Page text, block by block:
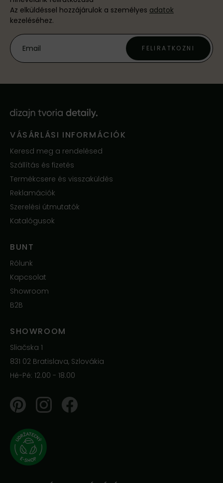
Az elküldéssel hozzájárulok a személyes adatok
kezeléséhez.
FELIRATKOZNI
VÁSÁRLÁSI INFORMÁCIÓK
Keresd meg a rendelésed
Szállítás és fizetés
Termékcsere és visszaküldés
Reklamációk
Szerelési útmutatók
Katalógusok
BUNT
Rólunk
Kapcsolat
Showroom
B2B
SHOWROOM
Sliačska 1
831 02 Bratislava, Szlovákia
Hé-Pé: 12.00 - 18.00
PinterestInstagramFacebook